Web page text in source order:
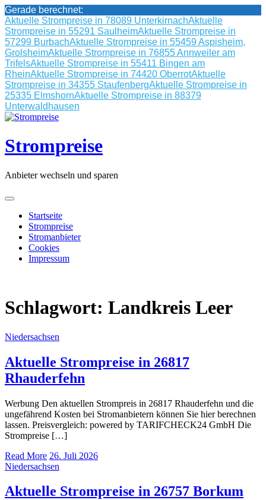
Gerade berechnet:
Aktuelle Strompreise in 78089 UnterkirnachAktuelle
Strompreise in 55291 SaulheimAktuelle Strompreise in
57299 BurbachAktuelle Strompreise in 55459 Aspisheim,
GrolsheimAktuelle Strompreise in 76855 Annweiler am
TrifelsAktuelle Strompreise in 55411 Bingen am
RheinAktuelle Strompreise in 74420 OberrotAktuelle
Strompreise in 34355 StaufenbergAktuelle Strompreise in
25335 ElmshornAktuelle Strompreise in 88379
Unterwaldhausen
Skip
content
Strompreise
Anbieter wechseln und sparen
Startseite
Strompreise
Stromanbieter
Cookies
Impressum
Schlagwort: Landkreis Leer
Niedersachsen
Aktuelle Strompreise in 26817
Rhauderfehn
Werbung Den aktuellen Strompreis in 26817 Rhauderfehn und die
ungefährend Kosten bei Stromanbietern können Sie hier berechnen
lassen. Preisvergleich: powered by TARIFCHECK24 GmbH Die
Strompreise […]
Read More 26. Juli 2026
Niedersachsen
Aktuelle Strompreise in 26757 Borkum